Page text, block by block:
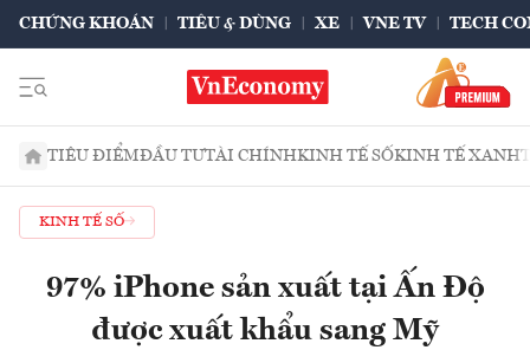
CHỨNG KHOÁN TIÊU & DÙNG XE VNE TV TECH
TIÊU ĐIỂMĐẦU TƯTÀI CHÍNHKINH TẾ SỐKINH TẾ XANH
KINH TẾ SỐ
97% iPhone sản xuất tại Ấn Độ
được xuất khẩu sang Mỹ